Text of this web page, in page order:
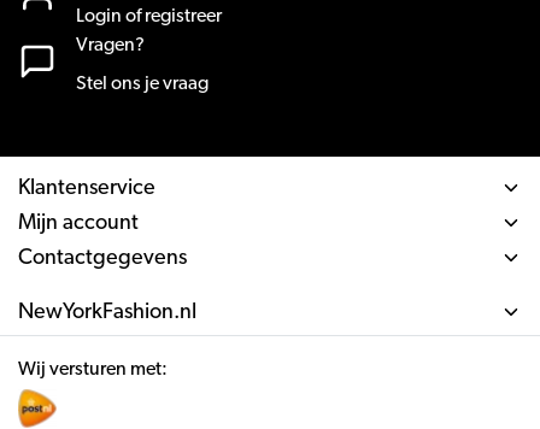
Login of registreer
Vragen?
Stel ons je vraag
Klantenservice
Mijn account
Contactgegevens
NewYorkFashion.nl
Wij versturen met: